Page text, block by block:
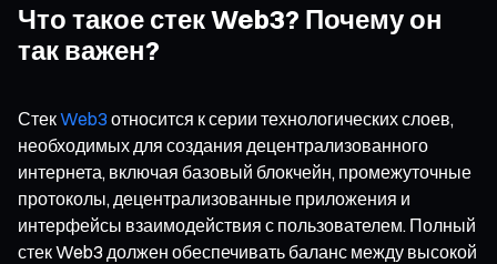
Что такое стек Web3? Почему он
так важен?
СтекWeb3 относится к серии технологических слоев,
необходимых для создания децентрализованного
интернета, включая базовый блокчейн, промежуточные
протоколы, децентрализованные приложения и
интерфейсы взаимодействия с пользователем. Полный
стек Web3 должен обеспечивать баланс между высокой